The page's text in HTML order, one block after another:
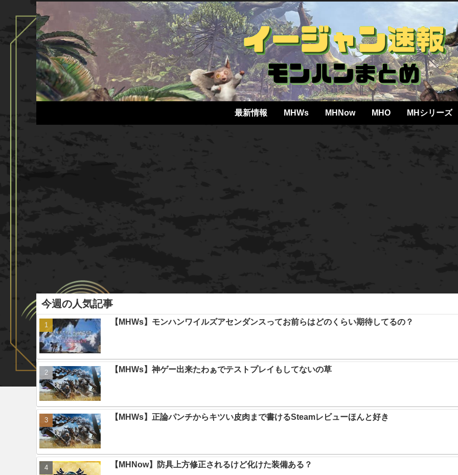
最新情報 MHWs MHNow MHO MHシリーズ
今週の人気記事
【MHWs】モンハンワイルズアセンダンスってお前らはどのくらい期待してるの？
【MHWs】神ゲー出来たわぁでテストプレイもしてないの草
【MHWs】正論パンチからキツい皮肉まで書けるSteamレビューほんと好き
【MHNow】防具上方修正されるけど化けた装備ある？